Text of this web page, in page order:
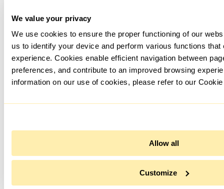
We value your privacy
We use cookies to ensure the proper functioning of our
us to identify your device and perform various functions
experience. Cookies enable efficient navigation between
preferences, and contribute to an improved browsing
information on our use of cookies, please refer to our
Allow all
Customize
Рядом с «Использовать прокси» выберите нужный
нажмите «Сохранить». Готово!